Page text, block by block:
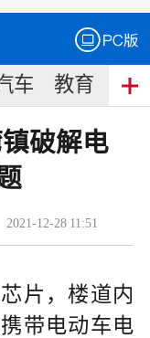
车 教育 食
破解电
2021-12-28 11:51
片，楼道内
带电动车电